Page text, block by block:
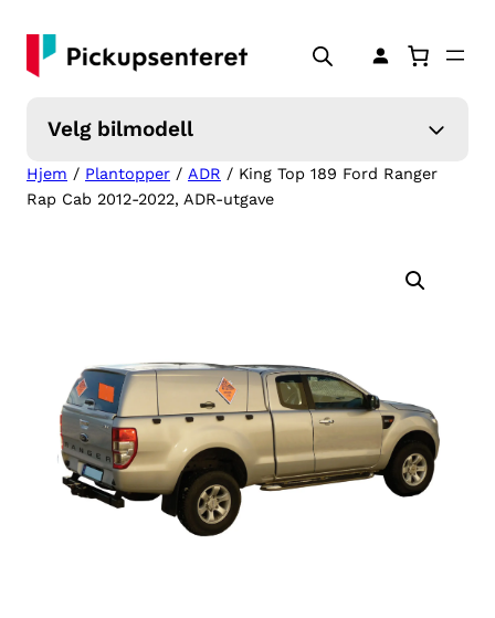
innhold
Velg bilmodell
Hjem / Plantopper / ADR / King Top 189 Ford Ranger
Rap Cab 2012-2022, ADR-utgave